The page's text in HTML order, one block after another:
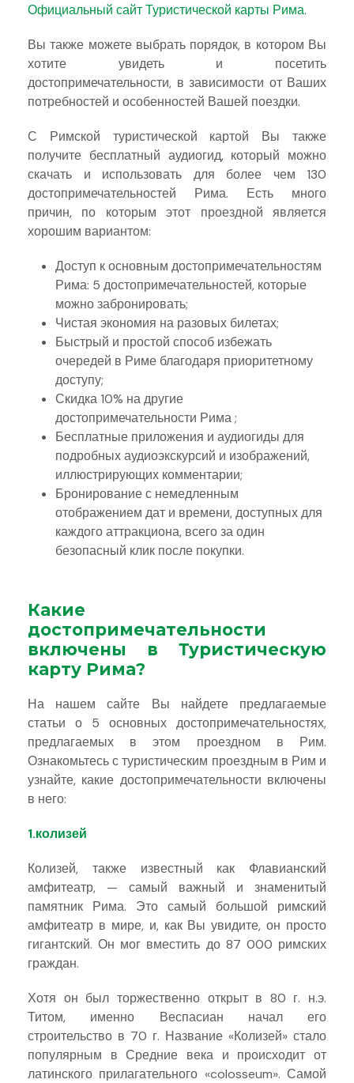
Официальный сайт Туристической карты Рима.
Вы также можете выбрать порядок, в котором Вы
хотите увидеть и посетить
достопримечательности, в зависимости от Ваших
потребностей и особенностей Вашей поездки.
С Римской туристической картой Вы также
получите бесплатный аудиогид, который можно
скачать и использовать для более чем 130
достопримечательностей Рима. Есть много
причин, по которым этот проездной является
хорошим вариантом:
Доступ к основным достопримечательностям
Рима: 5 достопримечательностей, которые
можно забронировать;
Чистая экономия на разовых билетах;
Быстрый и простой способ избежать
очередей в Риме благодаря приоритетному
доступу;
Скидка 10% на другие
достопримечательности Рима ;
Бесплатные приложения и аудиогиды для
подробных аудиоэкскурсий и изображений,
иллюстрирующих комментарии;
Бронирование с немедленным
отображением дат и времени, доступных для
каждого аттракциона, всего за один
безопасный клик после покупки.
Какие
достопримечательности
включены в Туристическую
карту Рима?
На нашем сайте Вы найдете предлагаемые
статьи о 5 основных достопримечательностях,
предлагаемых в этом проездном в Рим.
Ознакомьтесь с туристическим проездным в Рим и
узнайте, какие достопримечательности включены
в него:
1.колизей
Колизей, также известный как Флавианский
амфитеатр, — самый важный и знаменитый
памятник Рима. Это самый большой римский
амфитеатр в мире, и, как Вы увидите, он просто
гигантский. Он мог вместить до 87 000 римских
граждан.
Хотя он был торжественно открыт в 80 г. н.э.
Титом, именно Веспасиан начал его
строительство в 70 г. Название «Колизей» стало
популярным в Средние века и происходит от
латинского прилагательного «colosseum». Самой